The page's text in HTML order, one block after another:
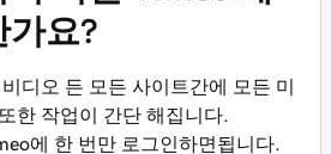
가요?
디오 든 모든 사이트간에 모든 미
한 작업이 간단 해집니다.
에 한 번만 로그인하면됩니다.